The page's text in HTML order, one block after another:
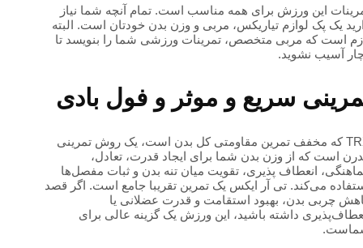
این ورزش برای همه مناسب است. تمام آنچه شما نیاز
یک پک لوازم تیاریکس، مربی و وزن بدن خودتان است. البته
است که مربی متخصص، تمرینات ورزشی شما را بنویسد تا
آسیب نشوید.
سریع و موثر و فول بادی
TRX که مخفف تمرین مقاومتی کل بدن است، یک روش تمرینی
است که از وزن بدن شما برای ایجاد قدرت، تعادل،
انعطاف پذیری، تقویت میان تنه بدن و ثبات مفصل‌ها
می‌کند. تی آر ایکس یک تمرین تقریبا جامع است. اگر قصد
چربی بدن، بهبود استقامت و قدرت عضلانی یا
داشته باشید، این ورزش یک گزینه عالی برای